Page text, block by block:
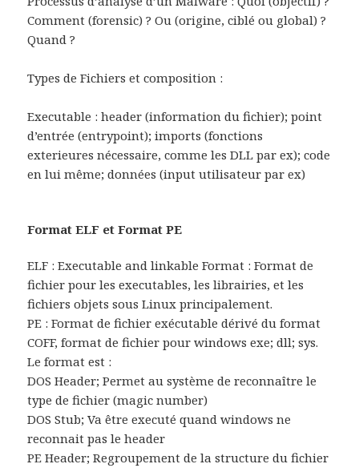
Comment (forensic) ? Ou (origine, ciblé ou global) ?
Quand ?
Types de Fichiers et composition :
Executable : header (information du fichier); point
d’entrée (entrypoint); imports (fonctions
exterieures nécessaire, comme les DLL par ex); code
en lui même; données (input utilisateur par ex)
Format ELF et Format PE
ELF : Executable and linkable Format : Format de
fichier pour les executables, les librairies, et les
fichiers objets sous Linux principalement.
PE : Format de fichier exécutable dérivé du format
COFF, format de fichier pour windows exe; dll; sys.
Le format est :
DOS Header; Permet au système de reconnaître le
type de fichier (magic number)
DOS Stub; Va être executé quand windows ne
reconnait pas le header
PE Header; Regroupement de la structure du fichier